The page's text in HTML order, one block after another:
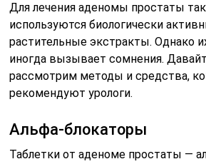
Для лечения аденомы простаты
используются биологически
растительные экстракты. Однако
иногда вызывает сомнения.
рассмотрим методы и средства,
рекомендуют урологи.
Альфа-блокаторы
Таблетки от аденоме простаты —